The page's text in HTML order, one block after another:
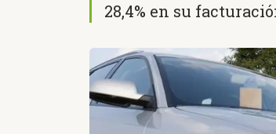
28,4% en su